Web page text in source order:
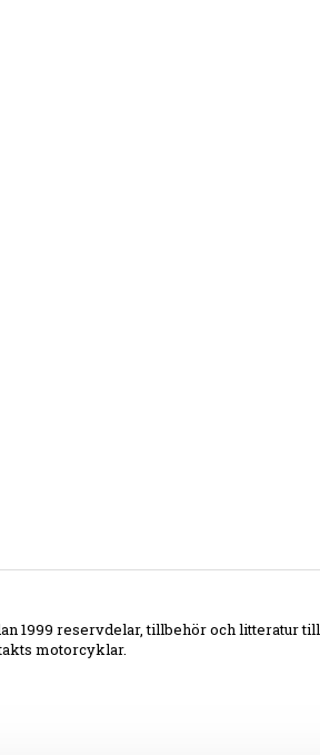
1999 reservdelar, tillbehör och litteratur till
motorcyklar.